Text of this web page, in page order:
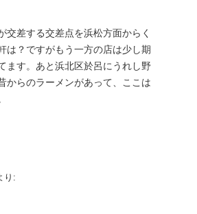
交差する交差点を浜松方面からく
は？ですがもう一方の店は少し期
ます。あと浜北区於呂にうれし野
からのラーメンがあって、ここは
り: